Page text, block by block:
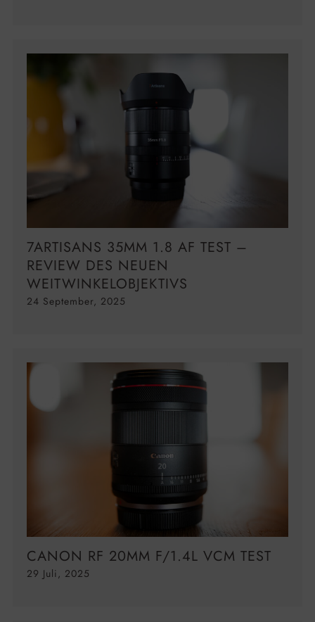
7ARTISANS 35MM 1.8 AF TEST –
REVIEW DES NEUEN
WEITWINKELOBJEKTIVS
24 September, 2025
CANON RF 20MM F/1.4L VCM TEST
29 Juli, 2025